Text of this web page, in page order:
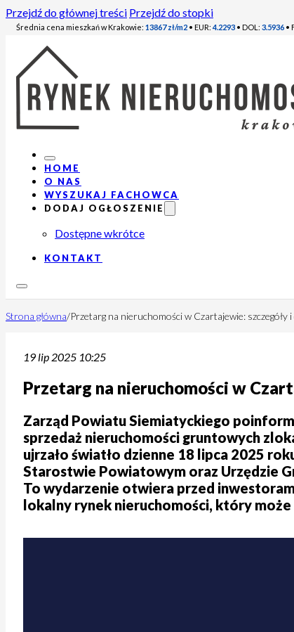
Przejdź do głównej treści Przejdź do stopki
Średnia cena mieszkań w Krakowie: 13867 zł/m2 • EUR: 4.2293 • DOL: 3.5936 •
HOME
O NAS
WYSZUKAJ FACHOWCA
DODAJ OGŁOSZENIE
Dostępne wkrótce
KONTAKT
Strona główna/Przetarg na nieruchomości w Czartajewie: szczegóły
19 lip 2025 10:25
Przetarg na nieruchomości w
Zarząd Powiatu Siemiatyckiego
sprzedaż nieruchomości gruntowych
ujrzało światło dzienne 18 lipca 2025
Starostwie Powiatowym oraz Urzędzie
To wydarzenie otwiera przed
lokalny rynek nieruchomości, który